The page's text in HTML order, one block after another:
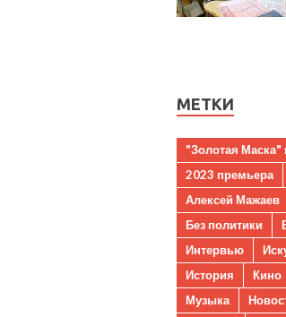
МЕТКИ
"Золотая Маска"
2023 премьера
Алексей Мажаев
Без политики
Интервью
История
Кино
Музыка